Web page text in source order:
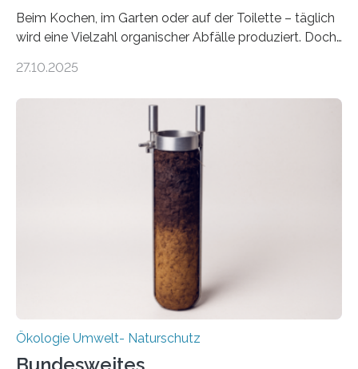
Beim Kochen, im Garten oder auf der Toilette – täglich
wird eine Vielzahl organischer Abfälle produziert. Doch
Potenzial nur dann entfalten können, wenn sie in
Veränderung der Wirtschaft wichtig ist, zeigt der vom
Deutschen Biomasseforschungszentrum und der
Stadtreinigung Leipzig konzipierte und am 24. Oktober
2025 offiziell eingeweihte Stadtrundgang „KreisLauf“. Er
ist ab sofort im Leipziger Stadtgebiet…
27.10.2025
Ökologie Umwelt- Naturschutz
Bundesweites